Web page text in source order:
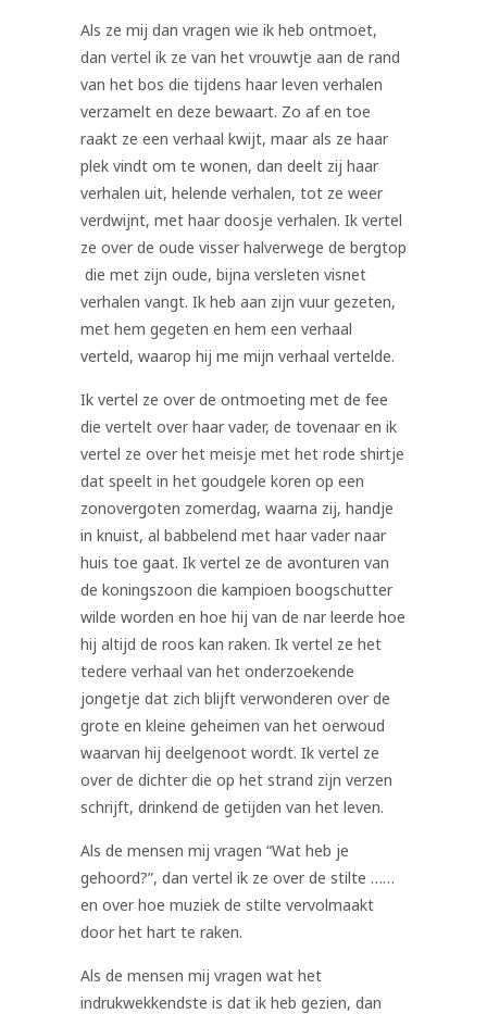
Als ze mij dan vragen wie ik heb ontmoet,
dan vertel ik ze van het vrouwtje aan de rand
van het bos die tijdens haar leven verhalen
verzamelt en deze bewaart. Zo af en toe
raakt ze een verhaal kwijt, maar als ze haar
plek vindt om te wonen, dan deelt zij haar
verhalen uit, helende verhalen, tot ze weer
verdwijnt, met haar doosje verhalen. Ik vertel
ze over de oude visser halverwege de bergtop
die met zijn oude, bijna versleten visnet
verhalen vangt. Ik heb aan zijn vuur gezeten,
met hem gegeten en hem een verhaal
verteld, waarop hij me mijn verhaal vertelde.
Ik vertel ze over de ontmoeting met de fee
die vertelt over haar vader, de tovenaar en ik
vertel ze over het meisje met het rode shirtje
dat speelt in het goudgele koren op een
zonovergoten zomerdag, waarna zij, handje
in knuist, al babbelend met haar vader naar
huis toe gaat. Ik vertel ze de avonturen van
de koningszoon die kampioen boogschutter
wilde worden en hoe hij van de nar leerde hoe
hij altijd de roos kan raken. Ik vertel ze het
tedere verhaal van het onderzoekende
jongetje dat zich blijft verwonderen over de
grote en kleine geheimen van het oerwoud
waarvan hij deelgenoot wordt. Ik vertel ze
over de dichter die op het strand zijn verzen
schrijft, drinkend de getijden van het leven.
Als de mensen mij vragen “Wat heb je
gehoord?”, dan vertel ik ze over de stilte ……
en over hoe muziek de stilte vervolmaakt
door het hart te raken.
Als de mensen mij vragen wat het
indrukwekkendste is dat ik heb gezien, dan